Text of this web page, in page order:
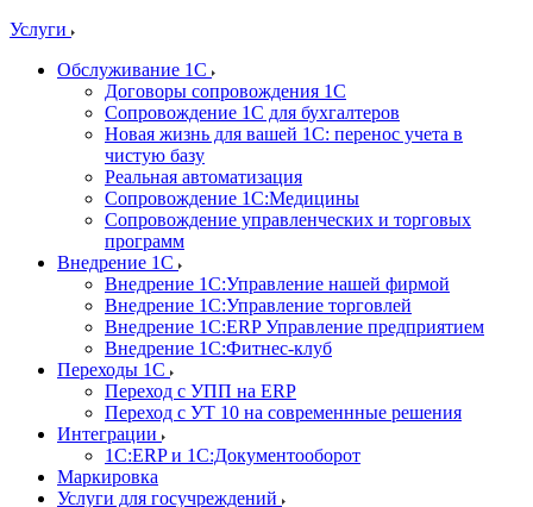
Услуги
Обслуживание 1С
Договоры сопровождения 1С
Сопровождение 1С для бухгалтеров
Новая жизнь для вашей 1С: перенос учета в
чистую базу
Реальная автоматизация
Сопровождение 1С:Медицины
Сопровождение управленческих и торговых
программ
Внедрение 1С
Внедрение 1С:Управление нашей фирмой
Внедрение 1С:Управление торговлей
Внедрение 1С:ERP Управление предприятием
Внедрение 1С:Фитнес-клуб
Переходы 1С
Переход с УПП на ERP
Переход с УТ 10 на современнные решения
Интеграции
1С:ERP и 1С:Документооборот
Маркировка
Услуги для госучреждений